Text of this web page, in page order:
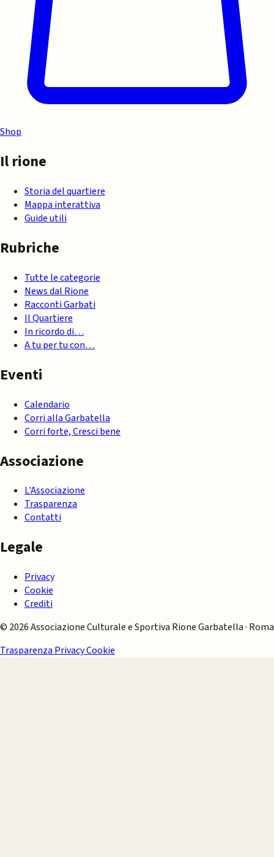
Shop
Il rione
Storia del quartiere
Mappa interattiva
Guide utili
Rubriche
Tutte le categorie
News dal Rione
Racconti Garbati
Il Quartiere
In ricordo di…
A tu per tu con…
Eventi
Calendario
Corri alla Garbatella
Corri forte, Cresci bene
Associazione
L'Associazione
Trasparenza
Contatti
Legale
Privacy
Cookie
Crediti
© 2026 Associazione Culturale e Sportiva Rione Garbatella · Roma
Trasparenza PrivacyCookie